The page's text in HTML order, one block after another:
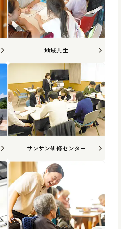
地域共生
サンサン研修センター